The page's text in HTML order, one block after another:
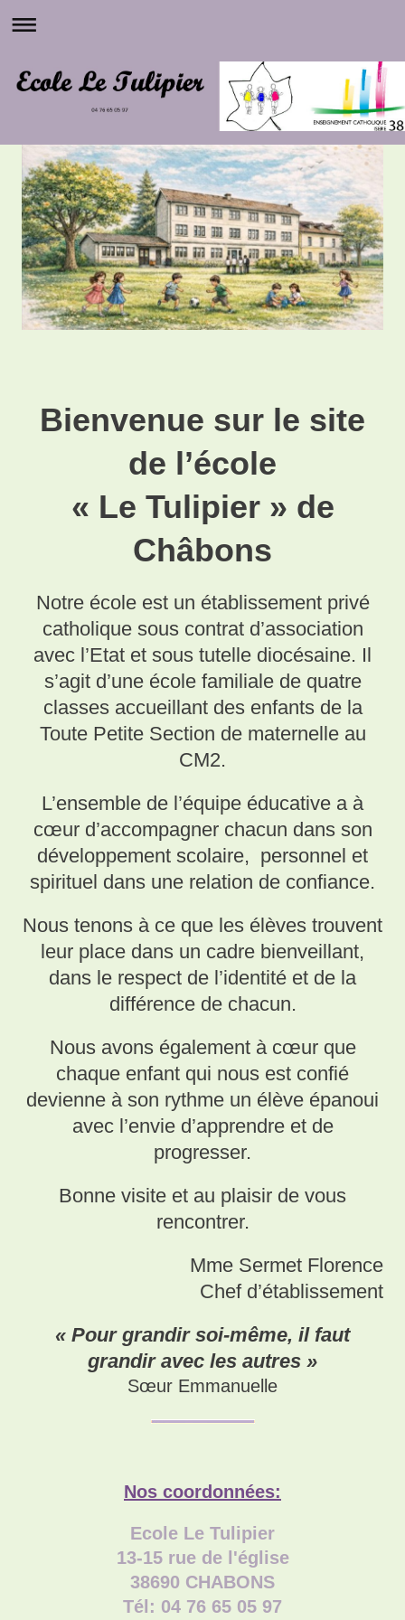
Bienvenue sur le site
de l’école
« Le Tulipier » de
Châbons
Notre école est un établissement privé
catholique sous contrat d’association
avec l’Etat et sous tutelle diocésaine. Il
s’agit d’une école familiale de quatre
classes accueillant des enfants de la
Toute Petite Section de maternelle au
CM2.
L’ensemble de l’équipe éducative a à
cœur d’accompagner chacun dans son
développement scolaire, personnel et
spirituel dans une relation de confiance.
Nous tenons à ce que les élèves trouvent
leur place dans un cadre bienveillant,
dans le respect de l’identité et de la
différence de chacun.
Nous avons également à cœur que
chaque enfant qui nous est confié
devienne à son rythme un élève épanoui
avec l’envie d’apprendre et de
progresser.
Bonne visite et au plaisir de vous
rencontrer.
Mme Sermet Florence
Chef d’établissement
« Pour grandir soi-même, il faut
grandir avec les autres »
Sœur Emmanuelle
Nos coordonnées:
Ecole Le Tulipier
13-15 rue de l'église
38690 CHABONS
Tél: 04 76 65 05 97